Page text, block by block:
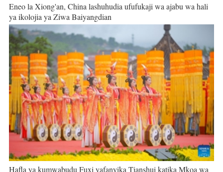
Eneo la Xiong'an, China lashuhudia ufufukaji wa ajabu wa hali
ya ikolojia ya Ziwa Baiyangdian
Hafla ya kumwabudu Fuxi yafanyika Tianshui katika Mkoa wa